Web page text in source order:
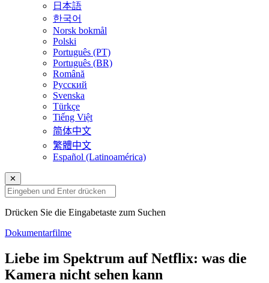
日本語
한국어
Norsk bokmål
Polski
Português (PT)
Português (BR)
Română
Русский
Svenska
Türkçe
Tiếng Việt
简体中文
繁體中文
Español (Latinoamérica)
✕
Drücken Sie die Eingabetaste zum Suchen
Dokumentarfilme
Liebe im Spektrum auf Netflix: was die
Kamera nicht sehen kann